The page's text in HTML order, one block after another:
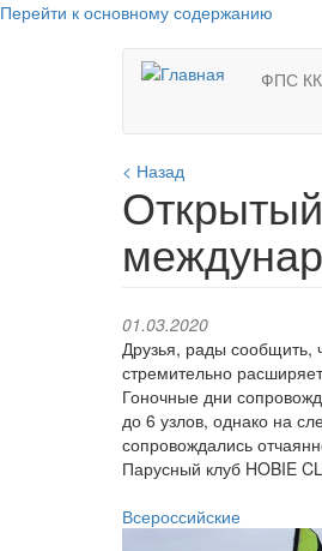
Перейти к основному содержанию
ФПС КК
< Назад
01.03.2020
Друзья, рады сообщить,
стремительно
Гоночные дни
до 6 узлов, однако на
сопровождались
Парусный клуб HOBIE
Всероссийские